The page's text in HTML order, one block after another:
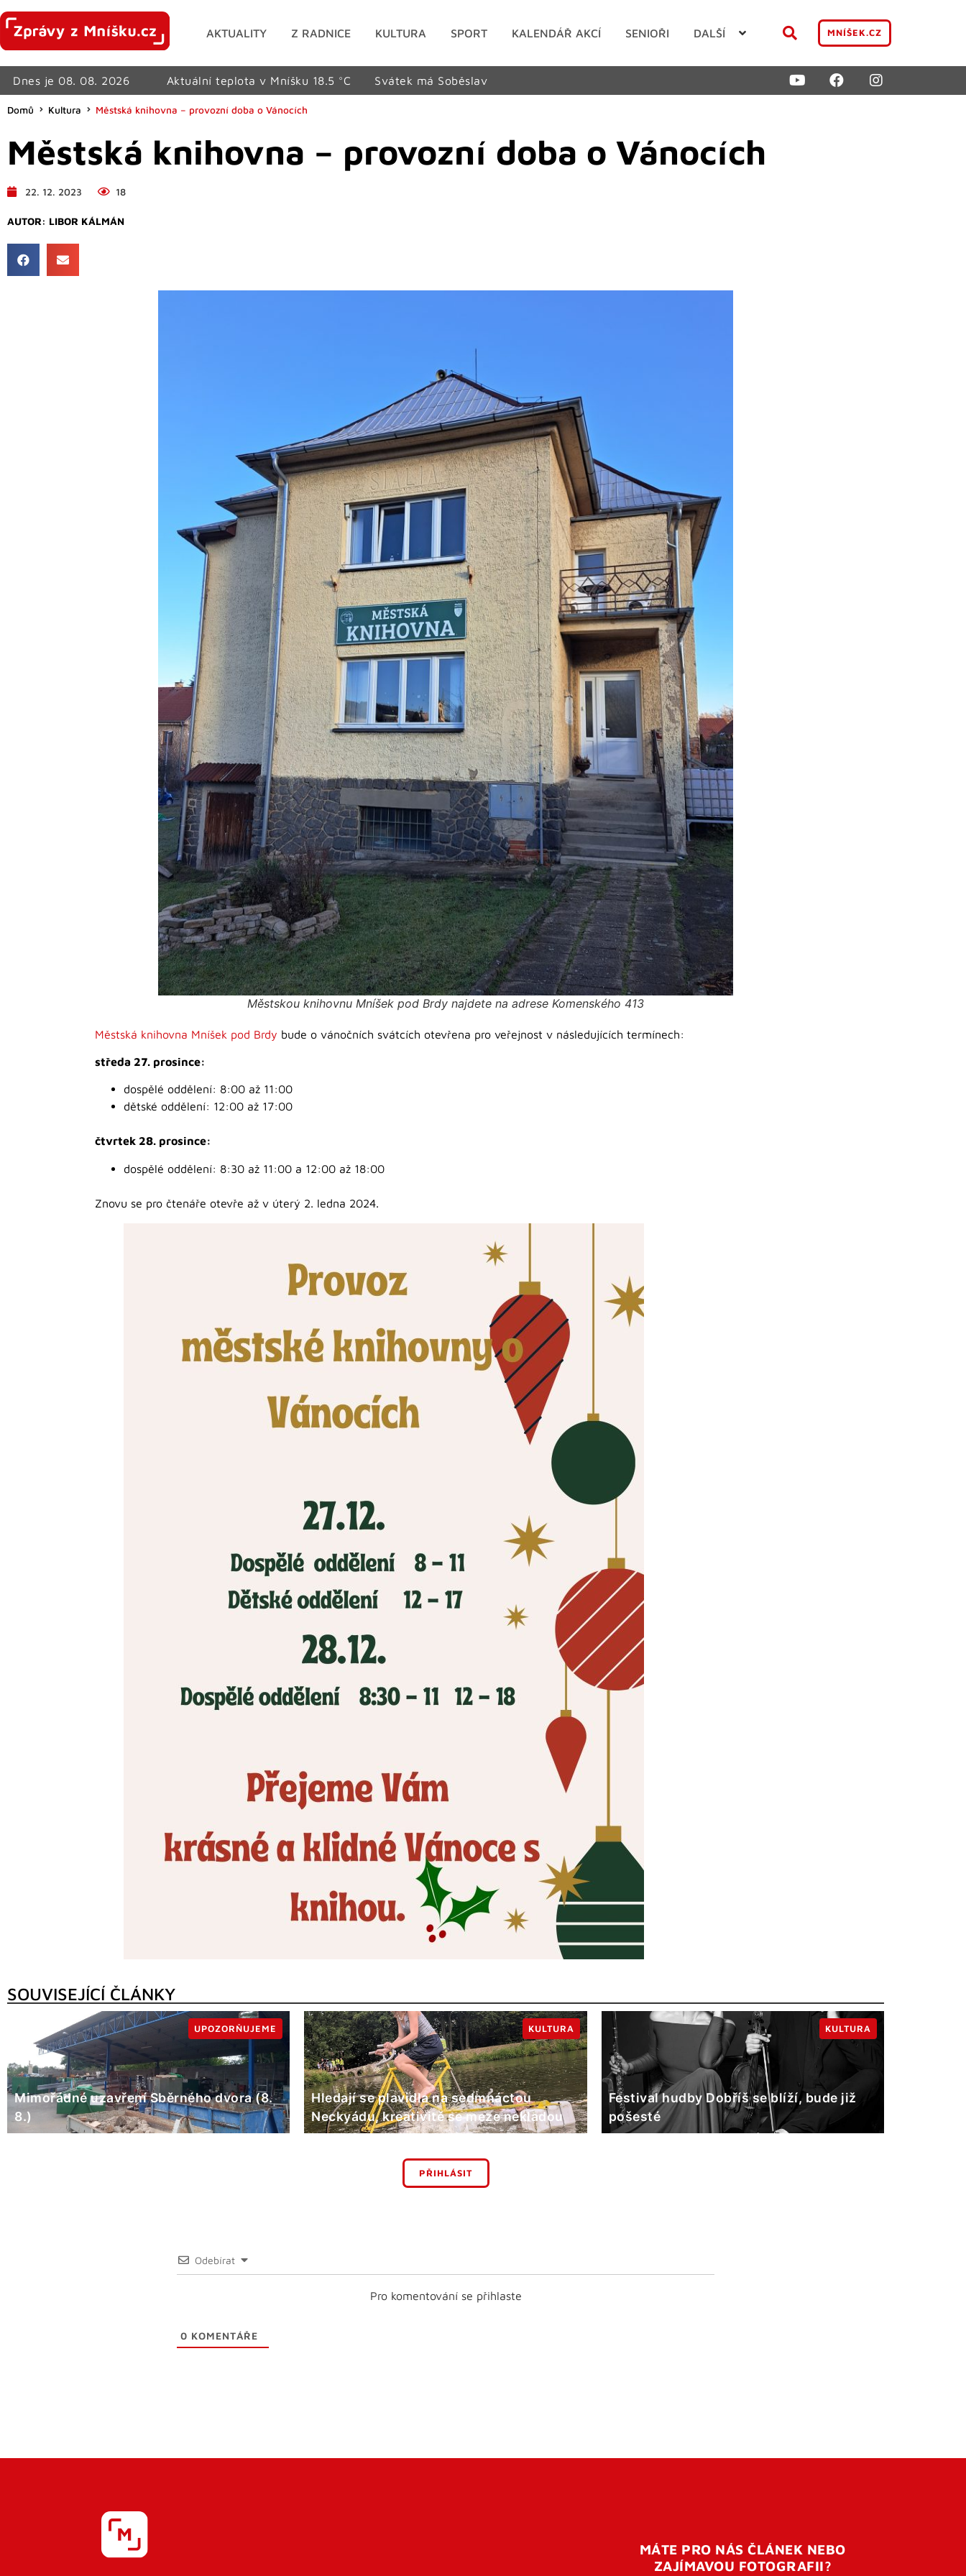
AKTUALITY Z RADNICE KULTURA SPORT KALENDÁŘ AKCÍ SENIOŘI DALŠÍ MNÍŠEK.CZ
Dnes je 08. 08. 2026 Aktuální teplota v Mníšku 18.5 °C Svátek má Soběslav
Domů Kultura Městská knihovna – provozní doba o Vánocích
Městská knihovna – provozní doba o Vánocích
22. 12. 2023 18
AUTOR: LIBOR KÁLMÁN
Městskou knihovnu Mníšek pod Brdy najdete na adrese Komenského 413
Městská knihovna Mníšek pod Brdy bude o vánočních svátcích otevřena pro veřejnost v následujících termínech:
středa 27. prosince:
dospělé oddělení: 8:00 až 11:00
dětské oddělení: 12:00 až 17:00
čtvrtek 28. prosince:
dospělé oddělení: 8:30 až 11:00 a 12:00 až 18:00
Znovu se pro čtenáře otevře až v úterý 2. ledna 2024.
SOUVISEJÍCÍ ČLÁNKY
Mimořádné uzavření Sběrného dvora (8.
8.)
UPOZORŇUJEME
Hledají se plavidla na sedmnáctou
Neckyádu, kreativitě se meze nekladou
KULTURA
Festival hudby Dobříš se blíží, bude již
pošesté
KULTURA
PŘIHLÁSIT
Odebírat
Pro komentování se přihlaste
0 KOMENTÁŘE
MÁTE PRO NÁS ČLÁNEK NEBO
ZAJÍMAVOU FOTOGRAFII?